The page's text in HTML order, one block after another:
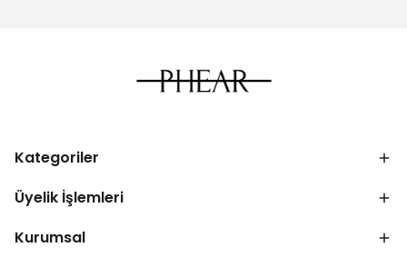
Kategoriler
Üyelik İşlemleri
Kurumsal